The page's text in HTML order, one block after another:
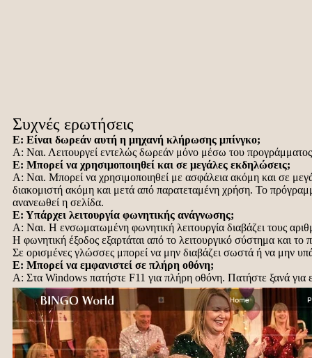
Συχνές ερωτήσεις
Ε: Είναι δωρεάν αυτή η μηχανή κλήρωσης μπίνγκο;
Α: Ναι. Λειτουργεί εντελώς δωρεάν μόνο μέσω του
Ε: Μπορεί να χρησιμοποιηθεί και σε μεγάλες εκδηλώσεις;
Α: Ναι. Μπορεί να χρησιμοποιηθεί με ασφάλεια ακόμη και σε
διακομιστή ακόμη και μετά από παρατεταμένη χρήση. Το
ανανεωθεί η σελίδα.
Ε: Υπάρχει λειτουργία φωνητικής ανάγνωσης;
Α: Ναι. Η ενσωματωμένη φωνητική λειτουργία διαβάζει τους
Η φωνητική έξοδος εξαρτάται από το λειτουργικό σύστημα και το
Σε ορισμένες γλώσσες μπορεί να μην διαβάζει σωστά ή να μην
Ε: Μπορεί να εμφανιστεί σε πλήρη οθόνη;
Α: Στα Windows πατήστε F11 για πλήρη οθόνη. Πατήστε ξανά